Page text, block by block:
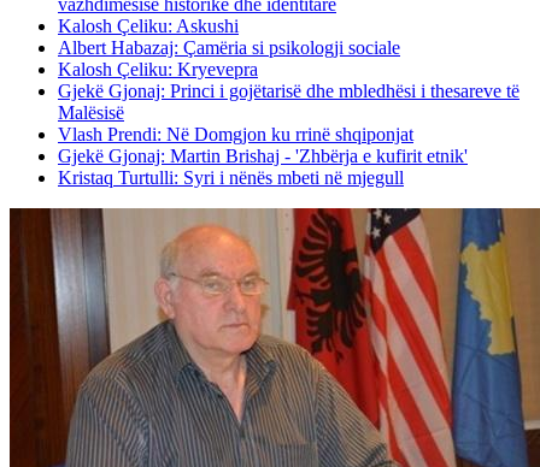
vazhdimësisë historike dhe identitare
Kalosh Çeliku: Askushi
Albert Habazaj: Çamëria si psikologji sociale
Kalosh Çeliku: Kryevepra
Gjekë Gjonaj: Princi i gojëtarisë dhe mbledhësi i thesareve të
Malësisë
Vlash Prendi: Në Domgjon ku rrinë shqiponjat
Gjekë Gjonaj: Martin Brishaj - 'Zhbërja e kufirit etnik'
Kristaq Turtulli: Syri i nënës mbeti në mjegull